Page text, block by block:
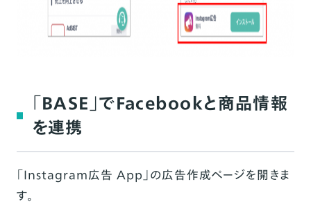
「BASE」でFacebookと商品情報
を連携
「Instagram広告 App」の広告作成ページを開きま
す。